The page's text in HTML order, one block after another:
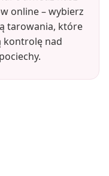
online – wybierz
tarowania, które
kontrolę nad